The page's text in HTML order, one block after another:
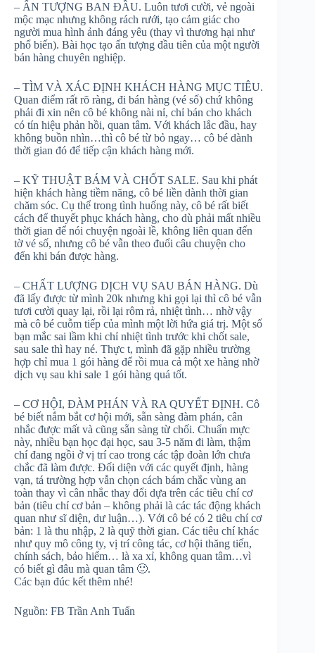
– ẤN TƯỢNG BAN ĐẦU. Luôn tươi cười, vẻ ngoài
mộc mạc nhưng không rách rưới, tạo cảm giác cho
người mua hình ảnh đáng yêu (thay vì thương hại như
phổ biến). Bài học tạo ấn tượng đầu tiên của một người
bán hàng chuyên nghiệp.
– TÌM VÀ XÁC ĐỊNH KHÁCH HÀNG MỤC TIÊU.
Quan điểm rất rõ ràng, đi bán hàng (vé số) chứ không
phải đi xin nên cô bé không nài nỉ, chỉ bán cho khách
có tín hiệu phản hồi, quan tâm. Với khách lắc đầu, hay
không buồn nhìn…thì cô bé từ bỏ ngay… cô bé dành
thời gian đó để tiếp cận khách hàng mới.
– KỸ THUẬT BÁM VÀ CHỐT SALE. Sau khi phát
hiện khách hàng tiềm năng, cô bé liền dành thời gian
chăm sóc. Cụ thể trong tình huống này, cô bé rất biết
cách để thuyết phục khách hàng, cho dù phải mất nhiều
thời gian để nói chuyện ngoài lề, không liên quan đến
tờ vé số, nhưng cô bé vẫn theo đuổi câu chuyện cho
đến khi bán được hàng.
– CHẤT LƯỢNG DỊCH VỤ SAU BÁN HÀNG. Dù
đã lấy được từ mình 20k nhưng khi gọi lại thì cô bé vẫn
tươi cười quay lại, rồi lại rôm rả, nhiệt tình… nhờ vậy
mà cô bé cuỗm tiếp của mình một lời hứa giá trị. Một số
bạn mắc sai lầm khi chỉ nhiệt tình trước khi chốt sale,
sau sale thì hay né. Thực t, mình đã gặp nhiều trường
hợp chỉ mua 1 gói hàng để rồi mua cả một xe hàng nhờ
dịch vụ sau khi sale 1 gói hàng quá tốt.
– CƠ HỘI, ĐÀM PHÁN VÀ RA QUYẾT ĐỊNH. Cô
bé biết nắm bắt cơ hội mới, sẵn sàng đàm phán, cân
nhắc được mất và cũng sẵn sàng từ chối. Chuẩn mực
này, nhiều bạn học đại học, sau 3-5 năm đi làm, thậm
chí đang ngồi ở vị trí cao trong các tập đoàn lớn chưa
chắc đã làm được. Đối diện với các quyết định, hàng
vạn, tá trường hợp vẫn chọn cách bám chắc vùng an
toàn thay vì cân nhắc thay đổi dựa trên các tiêu chí cơ
bản (tiêu chí cơ bản – không phải là các tác động khách
quan như sĩ diện, dư luận…). Với cô bé có 2 tiêu chí cơ
bản: 1 là thu nhập, 2 là quỹ thời gian. Các tiêu chí khác
như quy mô công ty, vị trí công tác, cơ hội thăng tiến,
chính sách, bảo hiểm… là xa xỉ, không quan tâm…vì
có biết gì đâu mà quan tâm 🙂.
Các bạn đúc kết thêm nhé!
Nguồn: FB Trần Anh Tuấn